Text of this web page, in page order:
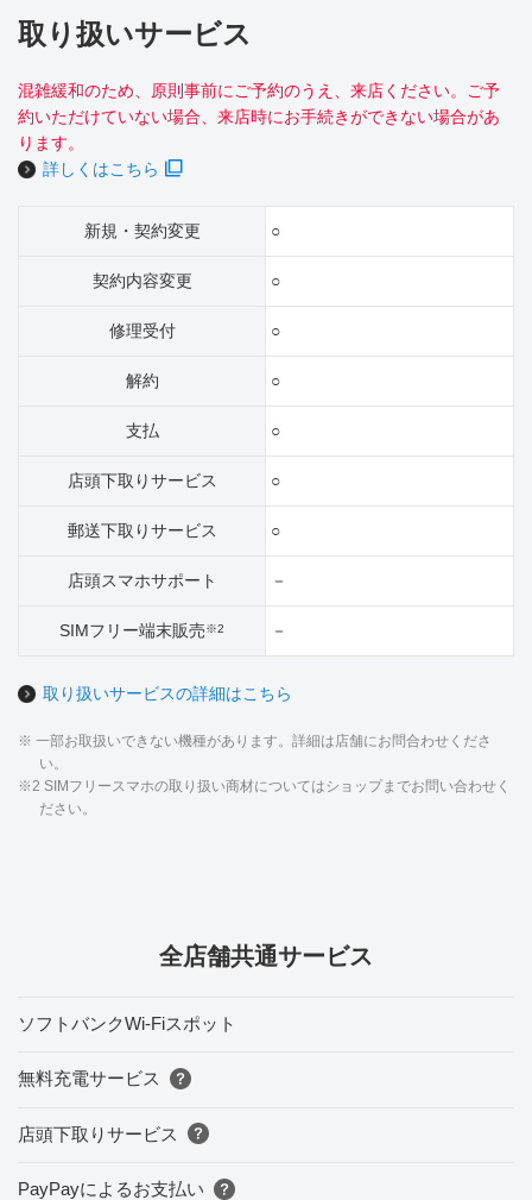
取り扱いサービス
混雑緩和のため、原則事前にご予約のうえ、来店ください。ご予
約いただけていない場合、来店時にお手続きができない場合があ
ります。
詳しくはこちら
新規・契約変更 ○
契約内容変更 ○
修理受付 ○
解約 ○
支払 ○
店頭下取りサービス ○
郵送下取りサービス ○
店頭スマホサポート －
SIMフリー端末販売※2 －
取り扱いサービスの詳細はこちら
※ 一部お取扱いできない機種があります。詳細は店舗にお問合わせくださ
い。
※2 SIMフリースマホの取り扱い商材についてはショップまでお問い合わせく
ださい。
全店舗共通サービス
ソフトバンクWi-Fiスポット
無料充電サービス
店頭下取りサービス
PayPayによるお支払い